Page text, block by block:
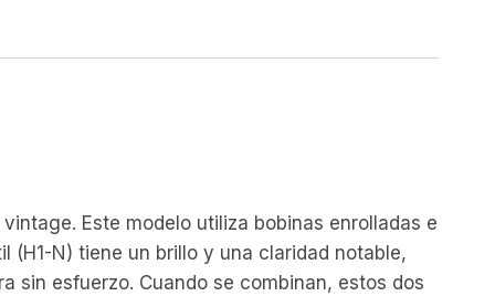
Este modelo utiliza bobinas enrolladas e
(H1-N) tiene un brillo y una claridad notable,
sin esfuerzo. Cuando se combinan, estos dos